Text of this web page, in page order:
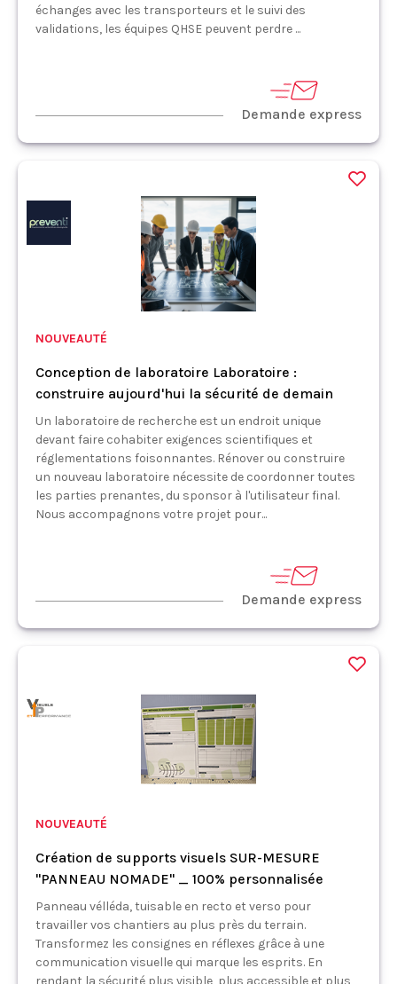
échanges avec les transporteurs et le suivi des
validations, les équipes QHSE peuvent perdre ...
Demande express
NOUVEAUTÉ
Conception de laboratoire Laboratoire :
construire aujourd'hui la sécurité de demain
Un laboratoire de recherche est un endroit unique
devant faire cohabiter exigences scientifiques et
réglementations foisonnantes. Rénover ou construire
un nouveau laboratoire nécessite de coordonner toutes
les parties prenantes, du sponsor à l'utilisateur final.
Nous accompagnons votre projet pour...
Demande express
NOUVEAUTÉ
Création de supports visuels SUR-MESURE
"PANNEAU NOMADE" _ 100% personnalisée
Panneau vélléda, tuisable en recto et verso pour
travailler vos chantiers au plus près du terrain.
Transformez les consignes en réflexes grâce à une
communication visuelle qui marque les esprits. En
rendant la sécurité plus visible, plus accessible et plus